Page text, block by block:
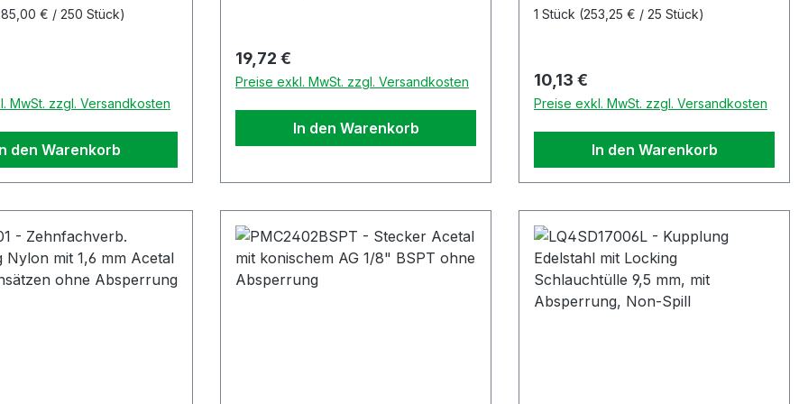
€ / 250 Stück)
Preis:
MwSt. zzgl. Versandkosten
den Warenkorb
Regulärer Preis:
19,72 €
Preise exkl. MwSt. zzgl. Versandkosten
In den Warenkorb
1 Stück (253,25 € / 25 Stück)
Regulärer Preis:
10,13 €
Preise exkl. MwSt. zzgl. Versandkosten
In den Warenkorb